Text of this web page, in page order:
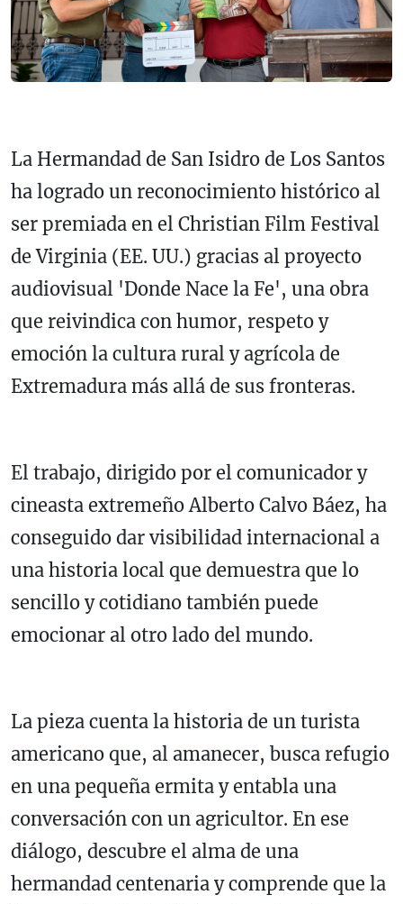
La Hermandad de San Isidro de Los Santos
ha logrado un reconocimiento histórico al
ser premiada en el Christian Film Festival
de Virginia (EE. UU.) gracias al proyecto
audiovisual 'Donde Nace la Fe', una obra
que reivindica con humor, respeto y
emoción la cultura rural y agrícola de
Extremadura más allá de sus fronteras.
El trabajo, dirigido por el comunicador y
cineasta extremeño Alberto Calvo Báez, ha
conseguido dar visibilidad internacional a
una historia local que demuestra que lo
sencillo y cotidiano también puede
emocionar al otro lado del mundo.
La pieza cuenta la historia de un turista
americano que, al amanecer, busca refugio
en una pequeña ermita y entabla una
conversación con un agricultor. En ese
diálogo, descubre el alma de una
hermandad centenaria y comprende que la